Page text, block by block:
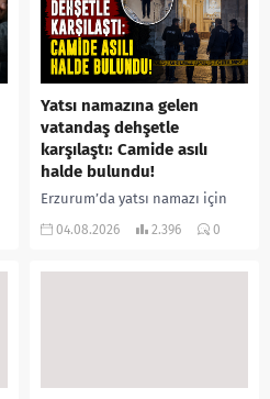
Yatsı namazına gelen
vatandaş dehşetle
karşılaştı: Camide asılı
halde bulundu!
Erzurum’da yatsı namazı için
camiye gelen bir vatandaş,
04.08.2026 2.396 0